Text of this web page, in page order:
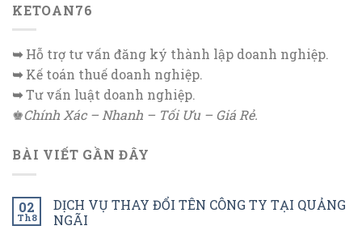
KETOAN76
➥Hỗ trợ tư vấn đăng ký thành lập doanh nghiệp.
➥Kế toán thuế doanh nghiệp.
➥Tư vấn luật doanh nghiệp.
♚Chính Xác – Nhanh – Tối Ưu – Giá Rẻ.
BÀI VIẾT GẦN ĐÂY
02
Th8
DỊCH VỤ THAY ĐỔI TÊN CÔNG TY TẠI QUẢNG
NGÃI